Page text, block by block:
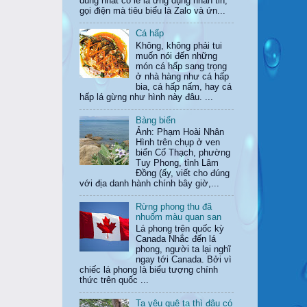
gọi điện mà tiêu biểu là Zalo và ứn...
Cá hấp
Không, không phải tui
muốn nói đến những
món cá hấp sang trọng
ở nhà hàng như cá hấp
bia, cá hấp nấm, hay cá
hấp lá gừng như hình này đâu. ...
Bàng biển
Ảnh: Phạm Hoài Nhân
Hình trên chụp ở ven
biển Cổ Thạch, phường
Tuy Phong, tỉnh Lâm
Đồng (ấy, viết cho đúng
với địa danh hành chính bây giờ,...
Rừng phong thu đã
nhuốm màu quan san
Lá phong trên quốc kỳ
Canada Nhắc đến lá
phong, người ta lại nghĩ
ngay tới Canada. Bởi vì
chiếc lá phong là biểu tượng chính
thức trên quốc ...
Ta yêu quê ta thì đâu có